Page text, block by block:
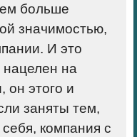
больше
значимостью,
И это
нацелен на
он этого и
заняты тем,
компания с